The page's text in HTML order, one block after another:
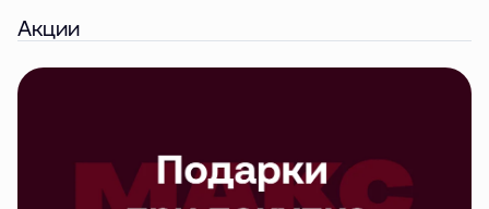
Акции